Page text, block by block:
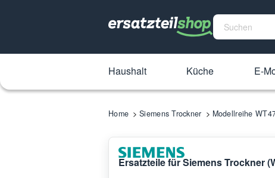
Haushalt Küche E-
Home Siemens Trockner Modellreihe
Ersatzteile für Siemens Trockner